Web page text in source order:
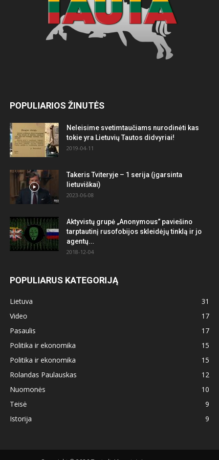
POPULIARIOS ŽINUTĖS
Neleisime svetimtaučiams nurodinėti kas
tokie yra Lietuvių Tautos didvyriai!
2019-04-11
Takeris Tviteryje – 1 serija (įgarsinta
lietuviškai)
2023-06-08
Aktyvistų grupė „Anonymous” paviešino
tarptautinį rusofobijos skleidėjų tinklą ir jo
agentų...
2018-12-04
POPULIARUS KATEGORIJĄ
Lietuva
31
Video
17
Pasaulis
17
Politika ir ekonomika
15
Politika ir ekonomika
15
Rolandas Paulauskas
12
Nuomonės
10
Teisė
9
Istorija
9